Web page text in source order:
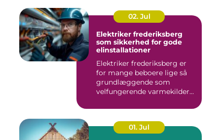
02. Jul
Elektriker frederiksberg
som sikkerhed for gode
elinstallationer
Elektriker frederiksberg er
for mange beboere lige så
grundlæggende som
velfungerende varmekilder
01. Jul